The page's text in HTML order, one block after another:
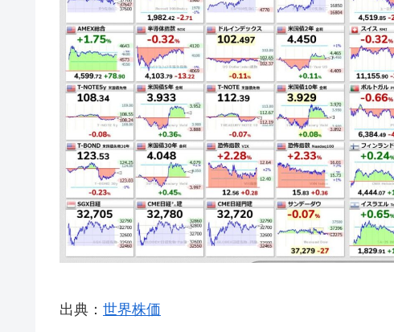
出典： 世界株価